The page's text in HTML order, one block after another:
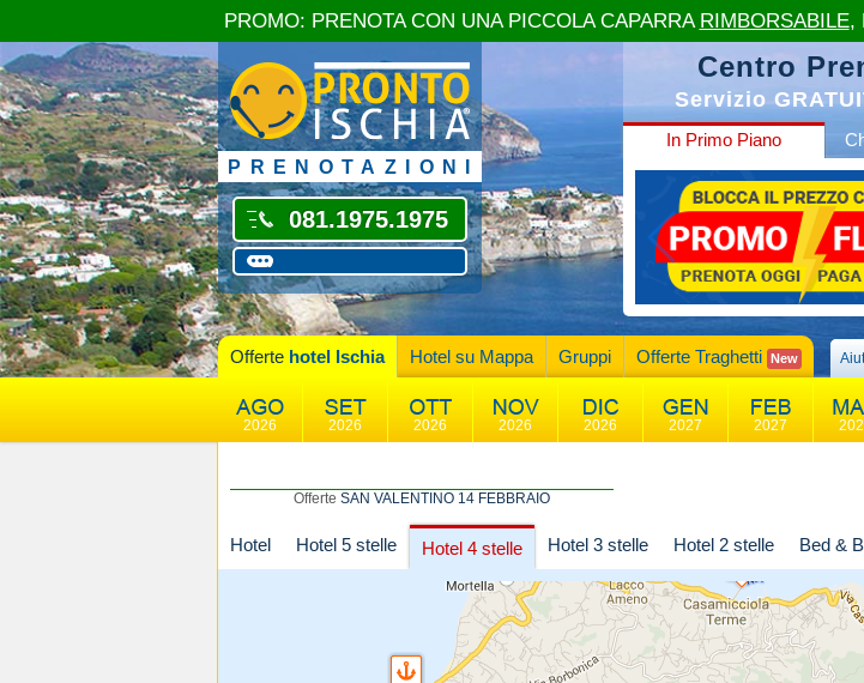
PRENOTAZIONI
081.1975.1975
Centro
Servizio
In Primo Piano
Offerte hotel Ischia Hotel su Mappa Gruppi Offerte Traghetti New
2026 2026 2026 2026 2026 2027 2027
Offerte SAN VALENTINO 14 FEBBRAIO
Hotel Hotel 5 stelle Hotel 4 stelle Hotel 3 stelle Hotel 2 stelle Bed &
PROMO: PRENOTA CON UNA PICCOLA CAPARRA RIMBORSABILE,